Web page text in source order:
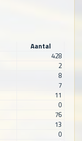
Aantal
428
2
8
7
11
0
76
13
0